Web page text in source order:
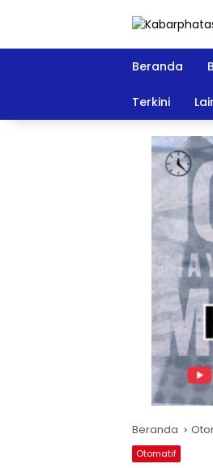
Beranda
Terkini
Beranda
Otomatif